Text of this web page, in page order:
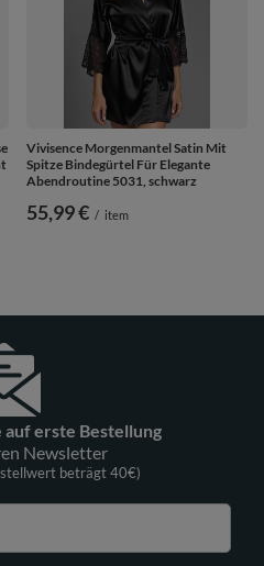
Vivisence Morgenmantel Satin Mit
Spitze Bindegürtel Für Elegante
Abendroutine 5031, schwarz
55,99 € / item
auf erste Bestellung
Newsletter
beträgt 40€)